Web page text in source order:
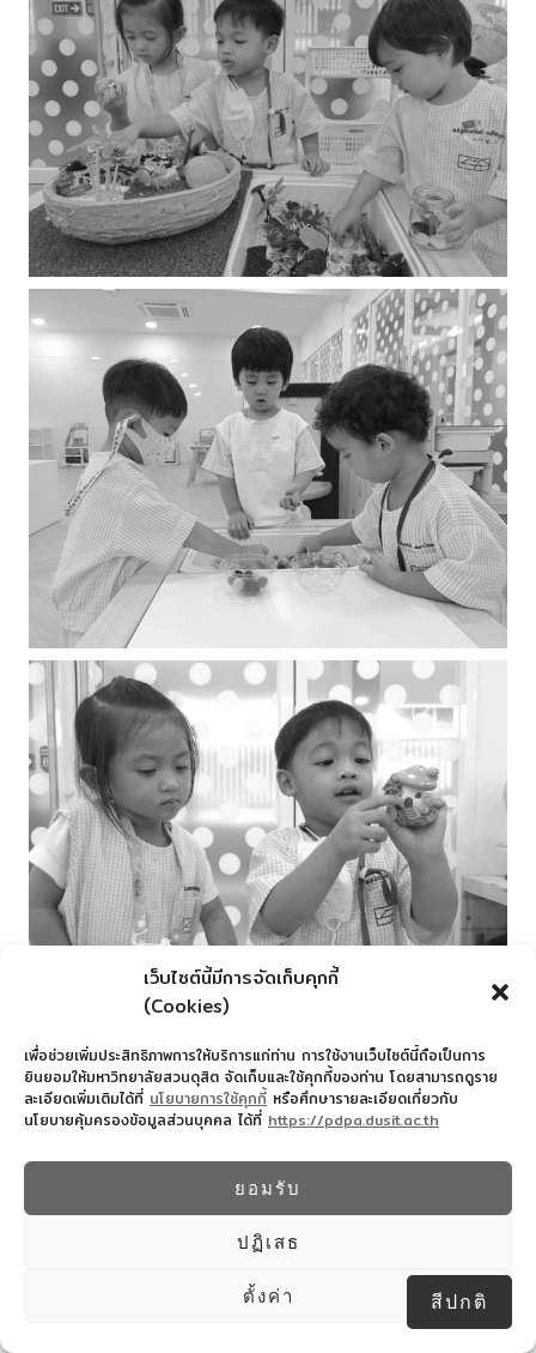
เว็บไซต์นี้มีการจัดเก็บคุกกี้
(Cookies)
เพื่อช่วยเพิ่มประสิทธิภาพการให้บริการแก่ท่าน การใช้งานเว็บไซต์นี้ถือเป็นการ
ยินยอมให้มหาวิทยาลัยสวนดุสิต จัดเก็บและใช้คุกกี้ของท่าน โดยสามารถดูราย
ละเอียดเพิ่มเติมได้ที่ นโยบายการใช้คุกกี้ หรือศึกษารายละเอียดเกี่ยวกับ
นโยบายคุ้มครองข้อมูลส่วนบุคคล ได้ที่ https://pdpa.dusit.ac.th
ยอมรับ
ปฏิเสธ
ตั้งค่า สีปกติ